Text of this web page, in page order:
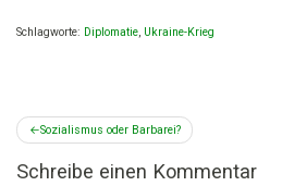
Schlagworte: Diplomatie, Ukraine-Krieg
Beitragsnavigation
Sozialismus oder Barbarei?
Schreibe einen Kommentar